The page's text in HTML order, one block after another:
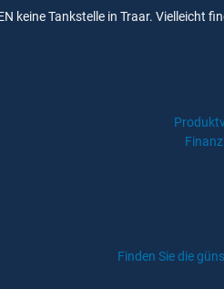
keine Tankstelle in Traar. Vielleicht
Finden Sie die